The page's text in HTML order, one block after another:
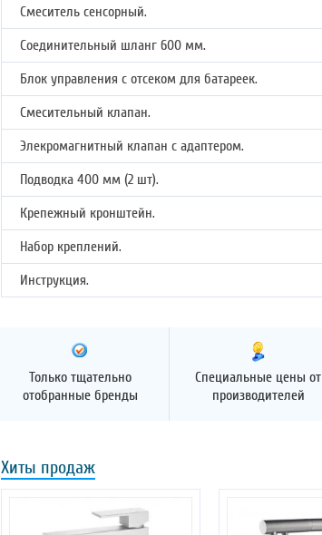
Смеситель сенсорный.
Соединительный шланг 600 мм.
Блок управления с отсеком для батареек.
Смесительный клапан.
Элекромагнитный клапан с адаптером.
Подводка 400 мм (2 шт).
Крепежный кронштейн.
Набор креплений.
Инструкция.
Только тщательно
отобранные бренды
Специальные цены от
производителей
Хиты продаж